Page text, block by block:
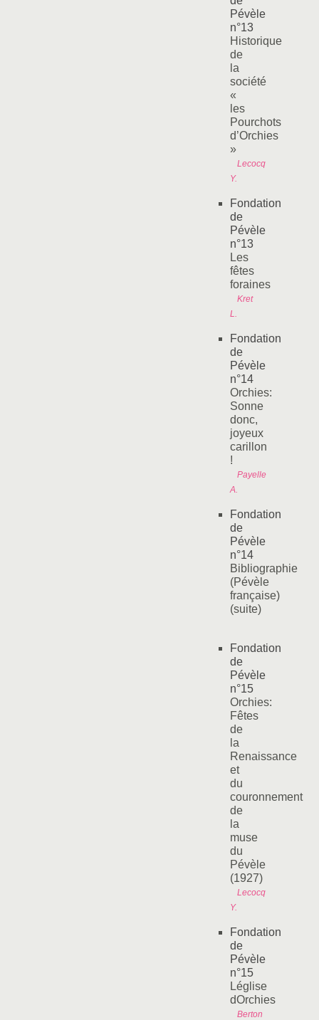
Pévèle
n°13
Historique
de
la
société
«
les
Pourchots
d’Orchies
»
Lecocq
Y.
Fondation
de
Pévèle
n°13
Les
fêtes
foraines
Kret
L.
Fondation
de
Pévèle
n°14
Orchies:
Sonne
donc,
joyeux
carillon
!
Payelle
A.
Fondation
de
Pévèle
n°14
Bibliographie
(Pévèle
française)
(suite)
Fondation
de
Pévèle
n°15
Orchies:
Fêtes
de
la
Renaissance
et
du
couronnement
de
la
muse
du
Pévèle
(1927)
Lecocq
Y.
Fondation
de
Pévèle
n°15
Léglise
dOrchies
Berton